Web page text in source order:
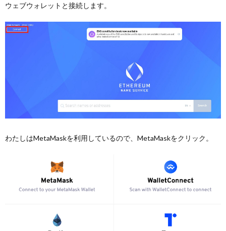
ウェブウォレットと接続します。
わたしはMetaMaskを利用しているので、MetaMaskをクリック。